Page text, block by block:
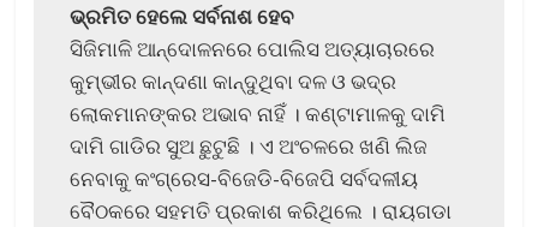
ଭ୍ରମିତ ହେଲେ ସର୍ବନାଶ ହେବ
ସିଜିମାଳି ଆନ୍ଦୋଳନରେ ପୋଲିସ ଅତ୍ୟାଚାରରେ
କୁମ୍ଭୀର କାନ୍ଦଣା କାନ୍ଦୁଥିବା ଦଳ ଓ ଭଦ୍ର
ଲୋକମାନଙ୍କର ଅଭାବ ନାହିଁ । କଣ୍ଟାମାଳକୁ ଦାମି
ଦାମି ଗାଡିର ସୁଅ ଛୁଟୁଛି । ଏ ଅଂଚଳରେ ଖଣି ଲିଜ
ନେବାକୁ କଂଗ୍ରେସ-ବିଜେଡି-ବିଜେପି ସର୍ବଦଳୀୟ
ବୈଠକରେ ସହମତି ପ୍ରକାଶ କରିଥିଲେ । ରାୟଗଡା